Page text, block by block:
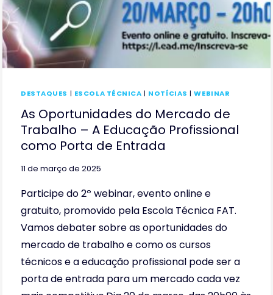
DESTAQUES | ESCOLA TÉCNICA | NOTÍCIAS |WEBINAR
As Oportunidades do Mercado de
Trabalho – A Educação Profissional
como Porta de Entrada
11 de março de 2025
Participe do 2º webinar, evento online e
gratuito, promovido pela Escola Técnica FAT.
Vamos debater sobre as oportunidades do
mercado de trabalho e como os cursos
técnicos e a educação profissional pode ser a
porta de entrada para um mercado cada vez